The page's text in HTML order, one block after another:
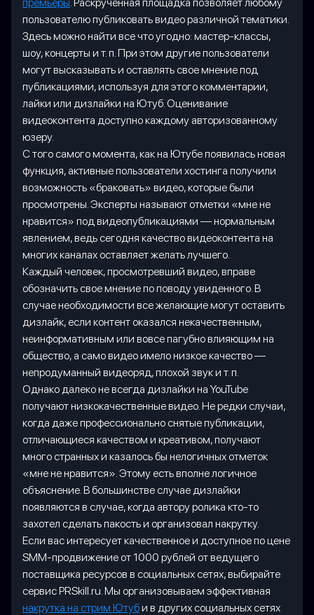
пользователю публиковать видео различной тематики.
Здесь можно найти все что угодно: мастер-классы,
шоу, концерты и т. п. При этом другие пользователи
могут высказывать и оставлять свое мнение под
публикациями, используя для этого комментарии,
лайки или дизлайки на Ютуб. Оценивание
видеоконтента доступно каждому авторизованному
юзеру.
С того самого момента, как на Ютубе появилась новая
функция, активные пользователи хостинга получили
возможность «браковать» видео, которые были
просмотрены. Эксперты называют отметки «мне не
нравится» под видеопубликациями — нормальным
явлением, ведь сегодня качество видеоконтента на
многих каналах оставляет желать лучшего.
Каждый человек, просмотревший видео, вправе
обозначить свое мнение по поводу увиденного. В
случае необходимости все желающие могут оставить
дизлайк, если контент оказался некачественным,
неинформативным или вовсе пагубно влияющим на
общество, а само видео имело низкое качество —
непродуманный видеоряд, плохой звук и т. п.
Однако далеко не всегда дизлайки на YouTube
получают низкокачественные видео. Не редки случаи,
когда даже профессионально снятые публикации,
отличающиеся качеством и креативом, получают
много странных и казалось бы нелогичных отметок
«мне не нравится». Этому есть вполне логичное
объяснение. В большинстве случае дизлайки
появляются в случае, когда автору ролика кто-то
захотел сделать пакость и организовал накрутку.
Если вас интересует качественное и доступное по цене
SMM-продвижение от 1000 рублей от ведущего
поставщика ресурсов в социальных сетях, выбирайте
сервис PRSkill.ru. Мы организовываем эффективная
накрутка на стрим Ютуби в других социальных сетях